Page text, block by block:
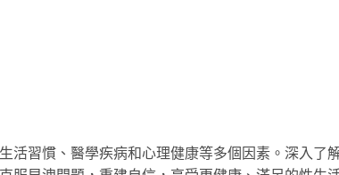
活習慣、醫學疾病和心理健康等多個因素。深入了